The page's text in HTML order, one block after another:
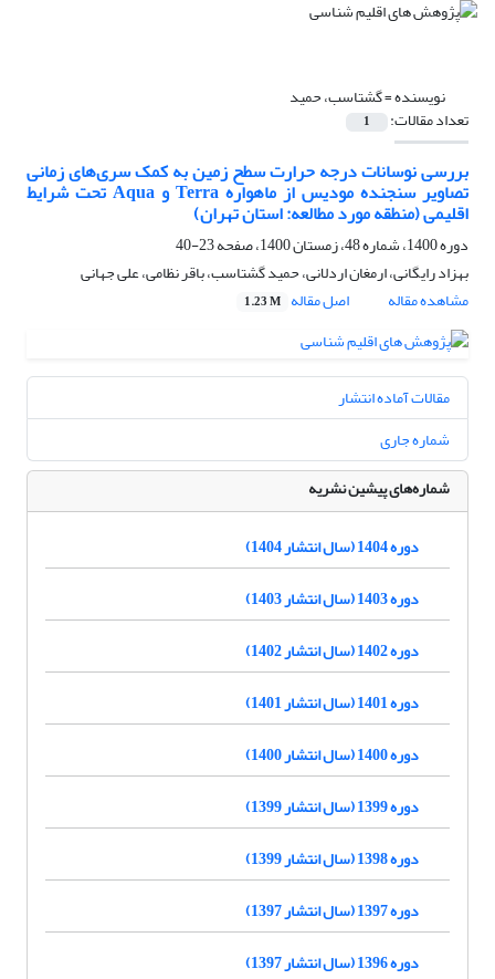
نویسنده =گشتاسب، حمید
تعداد مقالات: 1
بررسی نوسانات درجه حرارت سطح زمین به کمک سری‌های زمانی
تصاویر سنجنده مودیس از ماهواره Terra و Aqua تحت شرایط
اقلیمی (منطقه مورد مطالعه: استان تهران)
دوره 1400، شماره 48، زمستان 1400، صفحه
23-40
بهزاد رایگانی، ارمغان اردلانی، حمید گشتاسب، باقر نظامی، علی جهانی
مشاهده مقاله
اصل مقاله 1.23 M
مقالات آماده انتشار
شماره جاری
شماره‌های پیشین نشریه
دوره 1404 (سال انتشار 1404)
دوره 1403 (سال انتشار 1403)
دوره 1402 (سال انتشار 1402)
دوره 1401 (سال انتشار 1401)
دوره 1400 (سال انتشار 1400)
دوره 1399 (سال انتشار 1399)
دوره 1398 (سال انتشار 1399)
دوره 1397 (سال انتشار 1397)
دوره 1396 (سال انتشار 1397)